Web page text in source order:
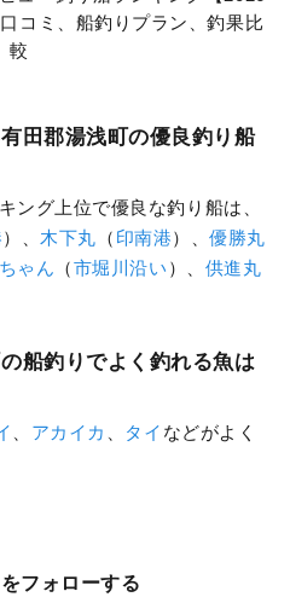
コミ、船釣りプラン、釣果比
較
田郡湯浅町の優良釣り船
ング上位で優良な釣り船は、
）、 木下丸 （ 印南港）、優勝丸
ゃん （市堀川沿い ）、 供進丸
船釣りでよく釣れる魚は
アカイカ タイ などがよく
フォローする